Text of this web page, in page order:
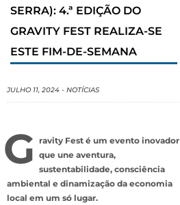
SERRA): 4.ª EDIÇÃO DO
GRAVITY FEST REALIZA-SE
ESTE FIM-DE-SEMANA
JULHO 11, 2024 - NOTÍCIAS
G
ravity Fest é um evento inovador
que une aventura,
sustentabilidade, consciência
ambiental e dinamização da economia
local em um só lugar.